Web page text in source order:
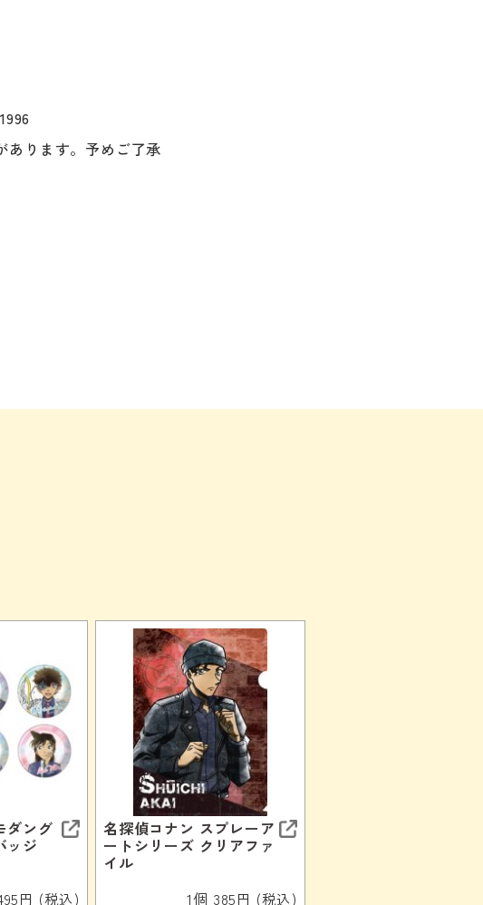
あります。予めご了承
ング
ッジ
円 (税込)
名探偵コナン スプレーア
ートシリーズ クリアファ
イル
1個 385円 (税込)